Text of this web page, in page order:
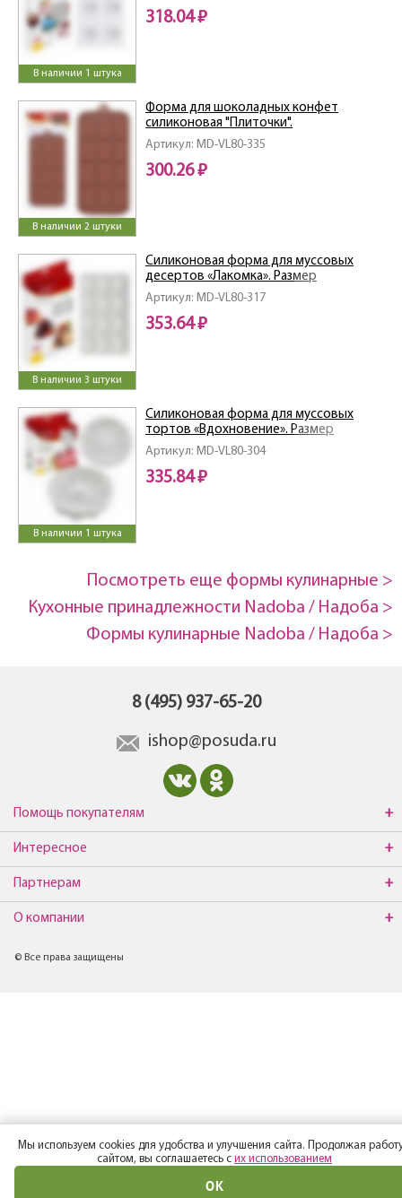
В наличии 1 штука
318.04 ₽
В наличии 2 штуки
Артикул: MD-VL80-335
Форма для шоколадных конфет
силиконовая "Плиточки".
300.26 ₽
В наличии 3 штуки
Артикул: MD-VL80-317
Силиконовая форма для муссовых
десертов «Лакомка». Размер
29х17х3см.
353.64 ₽
В наличии 1 штука
Артикул: MD-VL80-304
Силиконовая форма для муссовых
тортов «Вдохновение». Размер
20х20х5см.
335.84 ₽
Посмотреть еще формы кулинарные >
Кухонные принадлежности Nadoba / Надоба >
Формы кулинарные Nadoba / Надоба >
8 (495) 937-65-20
ishop@posuda.ru
Помощь покупателям
Интересное
Партнерам
О компании
© Все права защищены
Мы используем cookies для удобства и улучшения сайта. Продолжая
сайтом, вы соглашаетесь с их использованием
ОК